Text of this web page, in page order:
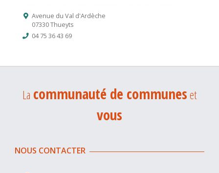
Avenue du Val d'Ardèche
07330 Thueyts
04 75 36 43 69
La communauté de communeset
vous
NOUS CONTACTER